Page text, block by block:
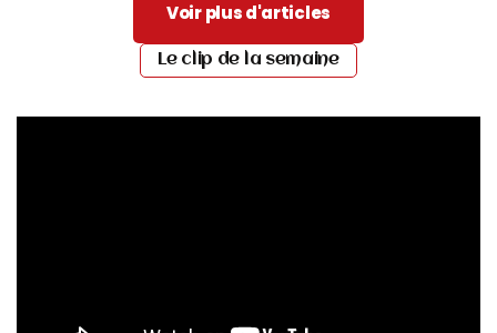
Voir plus d'articles
Le clip de la semaine